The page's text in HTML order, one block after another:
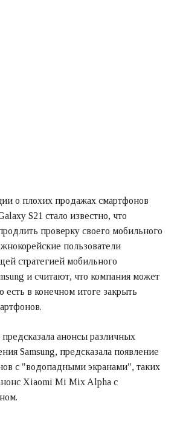
о плохих продажах смартфонов
S21 стало известно, что
проверку своего мобильного
пользователи
стратегией мобильного
и считают, что компания может
есть в конечном итоге закрыть
анонсы различных
Samsung, предсказала появление
с "водопадными экранами", таких
Xiaomi Mi Mix Alpha с